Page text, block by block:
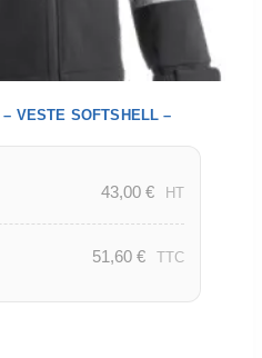
VESTE SOFTSHELL –
43,00 € HT
51,60 € TTC